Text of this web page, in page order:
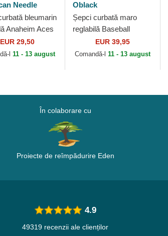
Needle
bleumarin
Anaheim Aces
de Anaheim
de American
EUR 29,50
l 11 - 13 august
Oblack
Șepci curbată maro
reglabilă Baseball
Peach OBL061 de
Oblack
EUR 39,95
Comandă-l 11 - 13 august
În colaborare cu
Proiecte de reîmpădurire Eden
4.9
49319 recenzii ale clienților